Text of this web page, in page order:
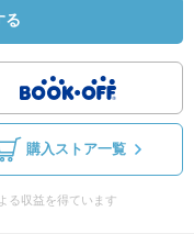
る
購入ストア一覧
る収益を得ています